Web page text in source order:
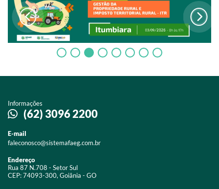
Informações
(62) 3096 2200
E-mail
faleconosco@sistemafaeg.com.br
Endereço
Rua 87 N.708 - Setor Sul
CEP: 74093-300, Goiânia - GO